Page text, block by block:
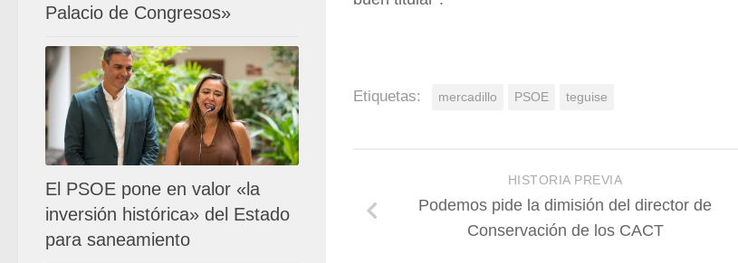
Etiquetas: mercadillo PSOE teguise
HISTORIA PREVIA
Podemos pide la dimisión del director de
Conservación de los CACT
Palacio de Congresos»
El PSOE pone en valor «la
inversión histórica» del Estado
para saneamiento